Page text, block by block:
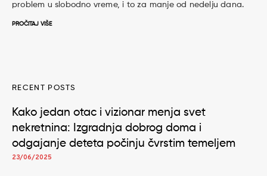
problem u slobodno vreme, i to za manje od nedelju dana.
PROČITAJ VIŠE
RECENT POSTS
Kako jedan otac i vizionar menja svet
nekretnina: Izgradnja dobrog doma i
odgajanje deteta počinju čvrstim temeljem
23/06/2025